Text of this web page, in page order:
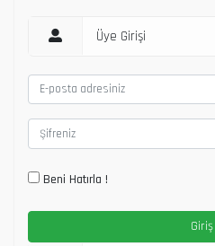
Üye Girişi
Beni Hatırla !